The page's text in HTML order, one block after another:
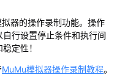
器的操作录制功能。操作
行设置停止条件和执行间
定性！
MuMu模拟器操作录制教程。